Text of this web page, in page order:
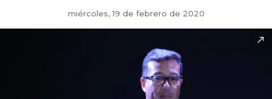
miércoles, 19 de febrero de 2020